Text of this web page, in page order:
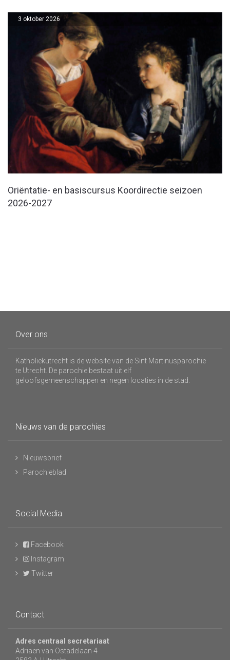
Oriëntatie- en basiscursus Koordirectie seizoen
2026-2027
3 oktober 2026
Over ons
Katholiekutrecht is de website van de Sint Martinusparochie
te Utrecht. De parochie bestaat uit elf
geloofsgemeenschappen en negen locaties in de stad.
Nieuws van de parochies
Nieuwsbrief
Parochieblad
Social Media
Facebook
Instagram
Twitter
Contact
Adres centraal secretariaat
Adriaen van Ostadelaan 4